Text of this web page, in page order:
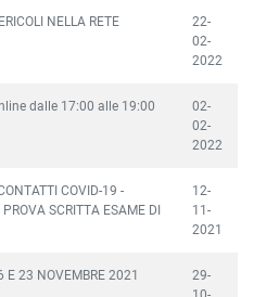
NELLA RETE
22-
02-
2022
dalle 17:00 alle 19:00
02-
02-
2022
COVID-19 -
SCRITTA ESAME DI
12-
11-
2021
E 23 NOVEMBRE 2021
29-